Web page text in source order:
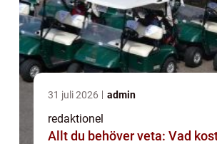
31 juli 2026 admin
redaktionel
Allt du behöver veta: Vad